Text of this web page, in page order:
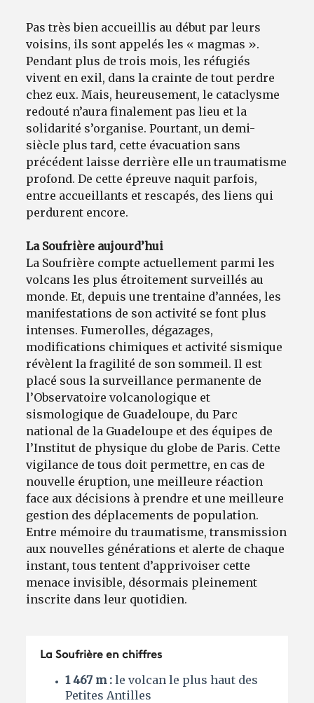
Pas très bien accueillis au début par leurs
voisins, ils sont appelés les « magmas ».
Pendant plus de trois mois, les réfugiés
vivent en exil, dans la crainte de tout perdre
chez eux. Mais, heureusement, le cataclysme
redouté n’aura finalement pas lieu et la
solidarité s’organise. Pourtant, un demi-
siècle plus tard, cette évacuation sans
précédent laisse derrière elle un traumatisme
profond. De cette épreuve naquit parfois,
entre accueillants et rescapés, des liens qui
perdurent encore.
La Soufrière aujourd’hui
La Soufrière compte actuellement parmi les
volcans les plus étroitement surveillés au
monde. Et, depuis une trentaine d’années, les
manifestations de son activité se font plus
intenses. Fumerolles, dégazages,
modifications chimiques et activité sismique
révèlent la fragilité de son sommeil. Il est
placé sous la surveillance permanente de
l’Observatoire volcanologique et
sismologique de Guadeloupe, du Parc
national de la Guadeloupe et des équipes de
l’Institut de physique du globe de Paris. Cette
vigilance de tous doit permettre, en cas de
nouvelle éruption, une meilleure réaction
face aux décisions à prendre et une meilleure
gestion des déplacements de population.
Entre mémoire du traumatisme, transmission
aux nouvelles générations et alerte de chaque
instant, tous tentent d’apprivoiser cette
menace invisible, désormais pleinement
inscrite dans leur quotidien.
La Soufrière en chiffres
1 467 m : le volcan le plus haut des
Petites Antilles